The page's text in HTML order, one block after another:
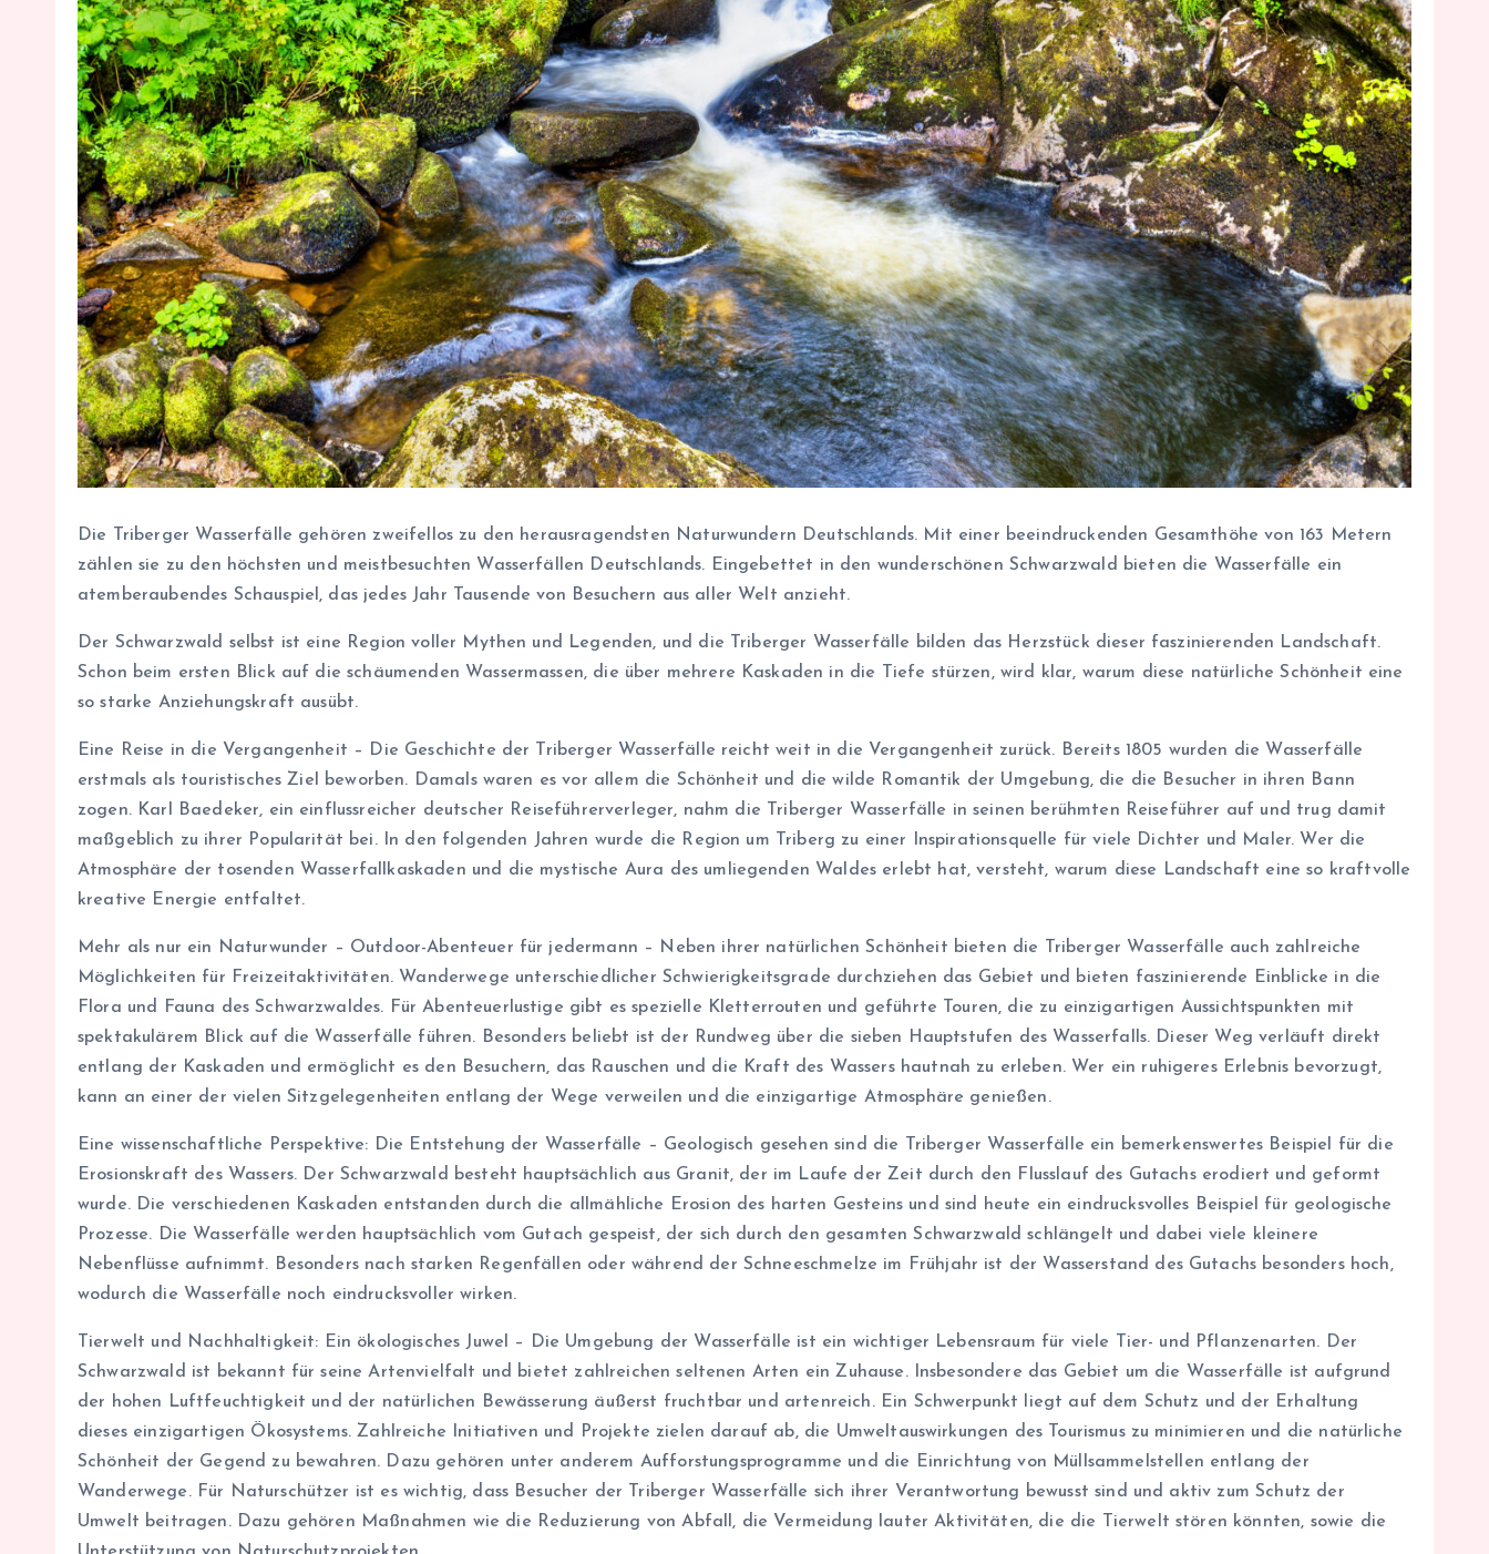
Die Triberger Wasserfälle gehören zweifellos zu den herausragendsten Naturwundern Deutschlands. Mit einer beeindruckenden Gesamthöhe von 163 Metern
zählen sie zu den höchsten und meistbesuchten Wasserfällen Deutschlands. Eingebettet in den wunderschönen Schwarzwald bieten die Wasserfälle ein
atemberaubendes Schauspiel, das jedes Jahr Tausende von Besuchern aus aller Welt anzieht.
Der Schwarzwald selbst ist eine Region voller Mythen und Legenden, und die Triberger Wasserfälle bilden das Herzstück dieser faszinierenden Landschaft.
Schon beim ersten Blick auf die schäumenden Wassermassen, die über mehrere Kaskaden in die Tiefe stürzen, wird klar, warum diese natürliche Schönheit eine
so starke Anziehungskraft ausübt.
Eine Reise in die Vergangenheit – Die Geschichte der Triberger Wasserfälle reicht weit in die Vergangenheit zurück. Bereits 1805 wurden die Wasserfälle
erstmals als touristisches Ziel beworben. Damals waren es vor allem die Schönheit und die wilde Romantik der Umgebung, die die Besucher in ihren Bann
zogen. Karl Baedeker, ein einflussreicher deutscher Reiseführerverleger, nahm die Triberger Wasserfälle in seinen berühmten Reiseführer auf und trug damit
maßgeblich zu ihrer Popularität bei. In den folgenden Jahren wurde die Region um Triberg zu einer Inspirationsquelle für viele Dichter und Maler. Wer die
Atmosphäre der tosenden Wasserfallkaskaden und die mystische Aura des umliegenden Waldes erlebt hat, versteht, warum diese Landschaft eine so kraftvolle
kreative Energie entfaltet.
Mehr als nur ein Naturwunder – Outdoor-Abenteuer für jedermann – Neben ihrer natürlichen Schönheit bieten die Triberger Wasserfälle auch zahlreiche
Möglichkeiten für Freizeitaktivitäten. Wanderwege unterschiedlicher Schwierigkeitsgrade durchziehen das Gebiet und bieten faszinierende Einblicke in die
Flora und Fauna des Schwarzwaldes. Für Abenteuerlustige gibt es spezielle Kletterrouten und geführte Touren, die zu einzigartigen Aussichtspunkten mit
spektakulärem Blick auf die Wasserfälle führen. Besonders beliebt ist der Rundweg über die sieben Hauptstufen des Wasserfalls. Dieser Weg verläuft direkt
entlang der Kaskaden und ermöglicht es den Besuchern, das Rauschen und die Kraft des Wassers hautnah zu erleben. Wer ein ruhigeres Erlebnis bevorzugt,
kann an einer der vielen Sitzgelegenheiten entlang der Wege verweilen und die einzigartige Atmosphäre genießen.
Eine wissenschaftliche Perspektive: Die Entstehung der Wasserfälle – Geologisch gesehen sind die Triberger Wasserfälle ein bemerkenswertes Beispiel für die
Erosionskraft des Wassers. Der Schwarzwald besteht hauptsächlich aus Granit, der im Laufe der Zeit durch den Flusslauf des Gutachs erodiert und geformt
wurde. Die verschiedenen Kaskaden entstanden durch die allmähliche Erosion des harten Gesteins und sind heute ein eindrucksvolles Beispiel für geologische
Prozesse. Die Wasserfälle werden hauptsächlich vom Gutach gespeist, der sich durch den gesamten Schwarzwald schlängelt und dabei viele kleinere
Nebenflüsse aufnimmt. Besonders nach starken Regenfällen oder während der Schneeschmelze im Frühjahr ist der Wasserstand des Gutachs besonders hoch,
wodurch die Wasserfälle noch eindrucksvoller wirken.
Tierwelt und Nachhaltigkeit: Ein ökologisches Juwel – Die Umgebung der Wasserfälle ist ein wichtiger Lebensraum für viele Tier- und Pflanzenarten. Der
Schwarzwald ist bekannt für seine Artenvielfalt und bietet zahlreichen seltenen Arten ein Zuhause. Insbesondere das Gebiet um die Wasserfälle ist aufgrund
der hohen Luftfeuchtigkeit und der natürlichen Bewässerung äußerst fruchtbar und artenreich. Ein Schwerpunkt liegt auf dem Schutz und der Erhaltung
dieses einzigartigen Ökosystems. Zahlreiche Initiativen und Projekte zielen darauf ab, die Umweltauswirkungen des Tourismus zu minimieren und die natürliche
Schönheit der Gegend zu bewahren. Dazu gehören unter anderem Aufforstungsprogramme und die Einrichtung von Müllsammelstellen entlang der
Wanderwege. Für Naturschützer ist es wichtig, dass Besucher der Triberger Wasserfälle sich ihrer Verantwortung bewusst sind und aktiv zum Schutz der
Umwelt beitragen. Dazu gehören Maßnahmen wie die Reduzierung von Abfall, die Vermeidung lauter Aktivitäten, die die Tierwelt stören könnten, sowie die